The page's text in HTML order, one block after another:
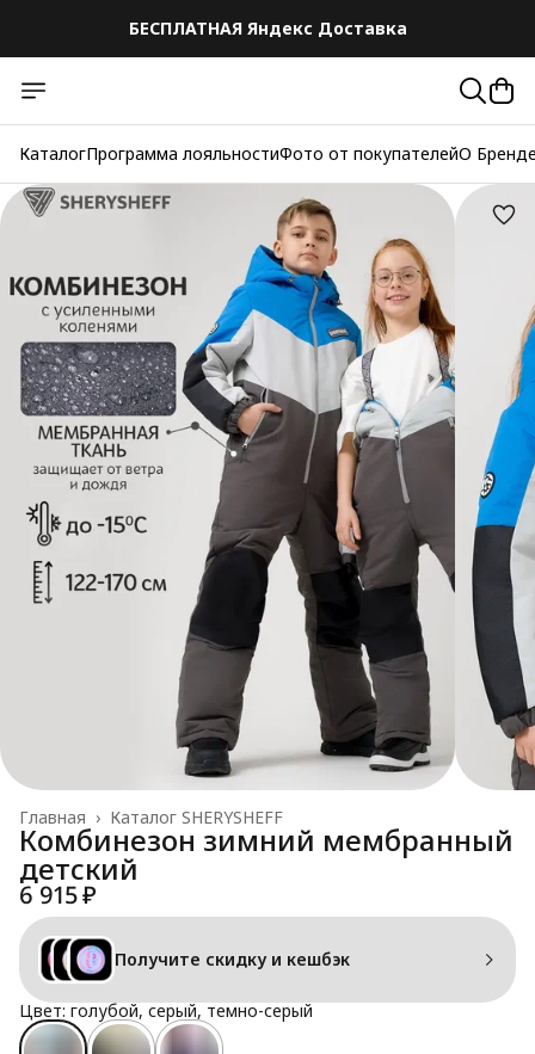
БЕСПЛАТНАЯ Яндекс Доставка
КаталогПрограмма лояльностиФото от покупателейО
Каталог SHERYSHEFF
Главная ›
Комбинезон зимний мембранный
детский
6 915 ₽
Получите скидку и кешбэк
Цвет: голубой, серый, темно-серый